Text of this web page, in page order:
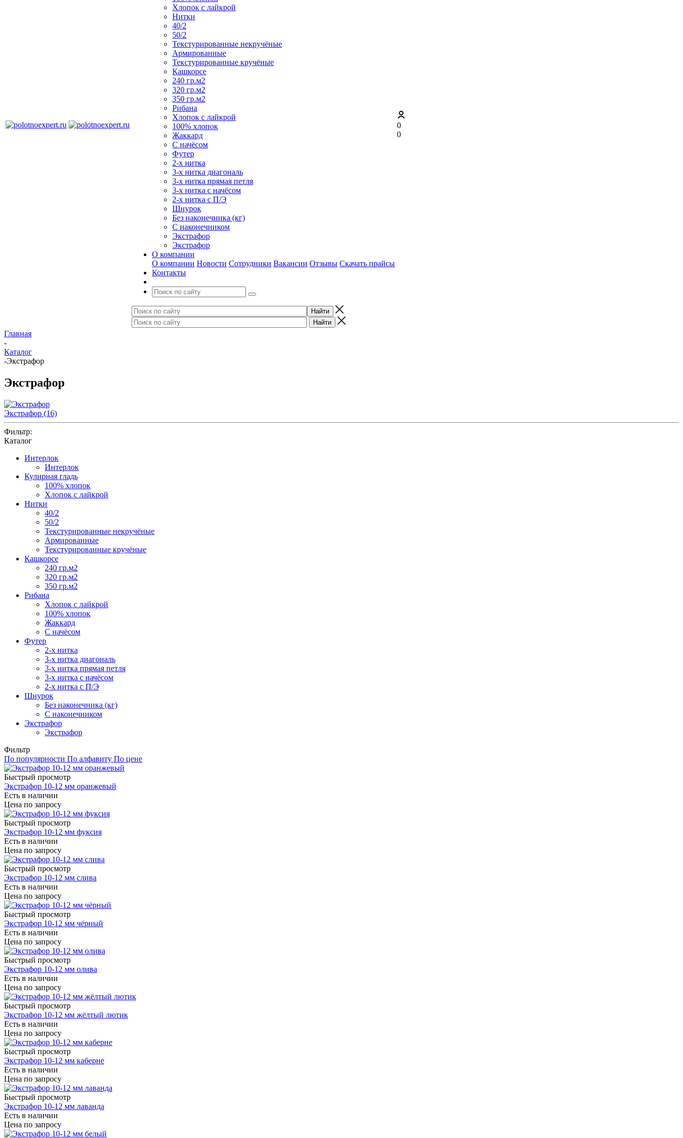
Хлопок с лайкрой
Нитки
40/2
50/2
Текстурированные некручёные
Армированные
Текстурированные кручёные
Кашкорсе
240 гр.м2
320 гр.м2
350 гр.м2
Рибана
Хлопок с лайкрой
100% хлопок
Жаккард
С начёсом
Футер
2-х нитка
3-х нитка диагональ
3-х нитка прямая петля
3-х нитка с начёсом
2-х нитка с П/Э
Шнурок
Без наконечника (кг)
С наконечником
Экстрафор
Экстрафор
О компании
О компании Новости Сотрудники Вакансии Отзывы Скачать прайсы
Контакты
0
0
Главная
-
Каталог
-Экстрафор
Экстрафор
Экстрафор (16)
Фильтр:
Каталог
Интерлок
Интерлок
Кулирная гладь
100% хлопок
Хлопок с лайкрой
Нитки
40/2
50/2
Текстурированные некручёные
Армированные
Текстурированные кручёные
Кашкорсе
240 гр.м2
320 гр.м2
350 гр.м2
Рибана
Хлопок с лайкрой
100% хлопок
Жаккард
С начёсом
Футер
2-х нитка
3-х нитка диагональ
3-х нитка прямая петля
3-х нитка с начёсом
2-х нитка с П/Э
Шнурок
Без наконечника (кг)
С наконечником
Экстрафор
Экстрафор
Фильтр
По популярности По алфавиту По цене
Быстрый просмотр
Экстрафор 10-12 мм оранжевый
Есть в наличии
Цена по запросу
Быстрый просмотр
Экстрафор 10-12 мм фуксия
Есть в наличии
Цена по запросу
Быстрый просмотр
Экстрафор 10-12 мм слива
Есть в наличии
Цена по запросу
Быстрый просмотр
Экстрафор 10-12 мм чёрный
Есть в наличии
Цена по запросу
Быстрый просмотр
Экстрафор 10-12 мм олива
Есть в наличии
Цена по запросу
Быстрый просмотр
Экстрафор 10-12 мм жёлтый лютик
Есть в наличии
Цена по запросу
Быстрый просмотр
Экстрафор 10-12 мм каберне
Есть в наличии
Цена по запросу
Быстрый просмотр
Экстрафор 10-12 мм лаванда
Есть в наличии
Цена по запросу